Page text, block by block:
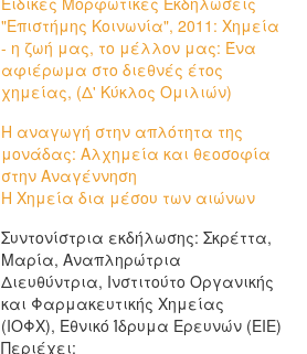
"Επιστήμης Κοινωνία", 2011: Χημεία
- η ζωή μας, το μέλλον μας: Ένα
αφιέρωμα στο διεθνές έτος
χημείας, (Δ' Κύκλος Ομιλιών)
H αναγωγή στην απλότητα της
μονάδας: Αλχημεία και θεοσοφία
στην Αναγέννηση
Η Χημεία δια μέσου των αιώνων
Συντονίστρια εκδήλωσης: Σκρέττα,
Μαρία, Αναπληρώτρια
Διευθύντρια, Ινστιτούτο Οργανικής
και Φαρμακευτικής Χημείας
(ΙΟΦΧ), Εθνικό Ίδρυμα Ερευνών (ΕΙΕ)
Περιέχει: